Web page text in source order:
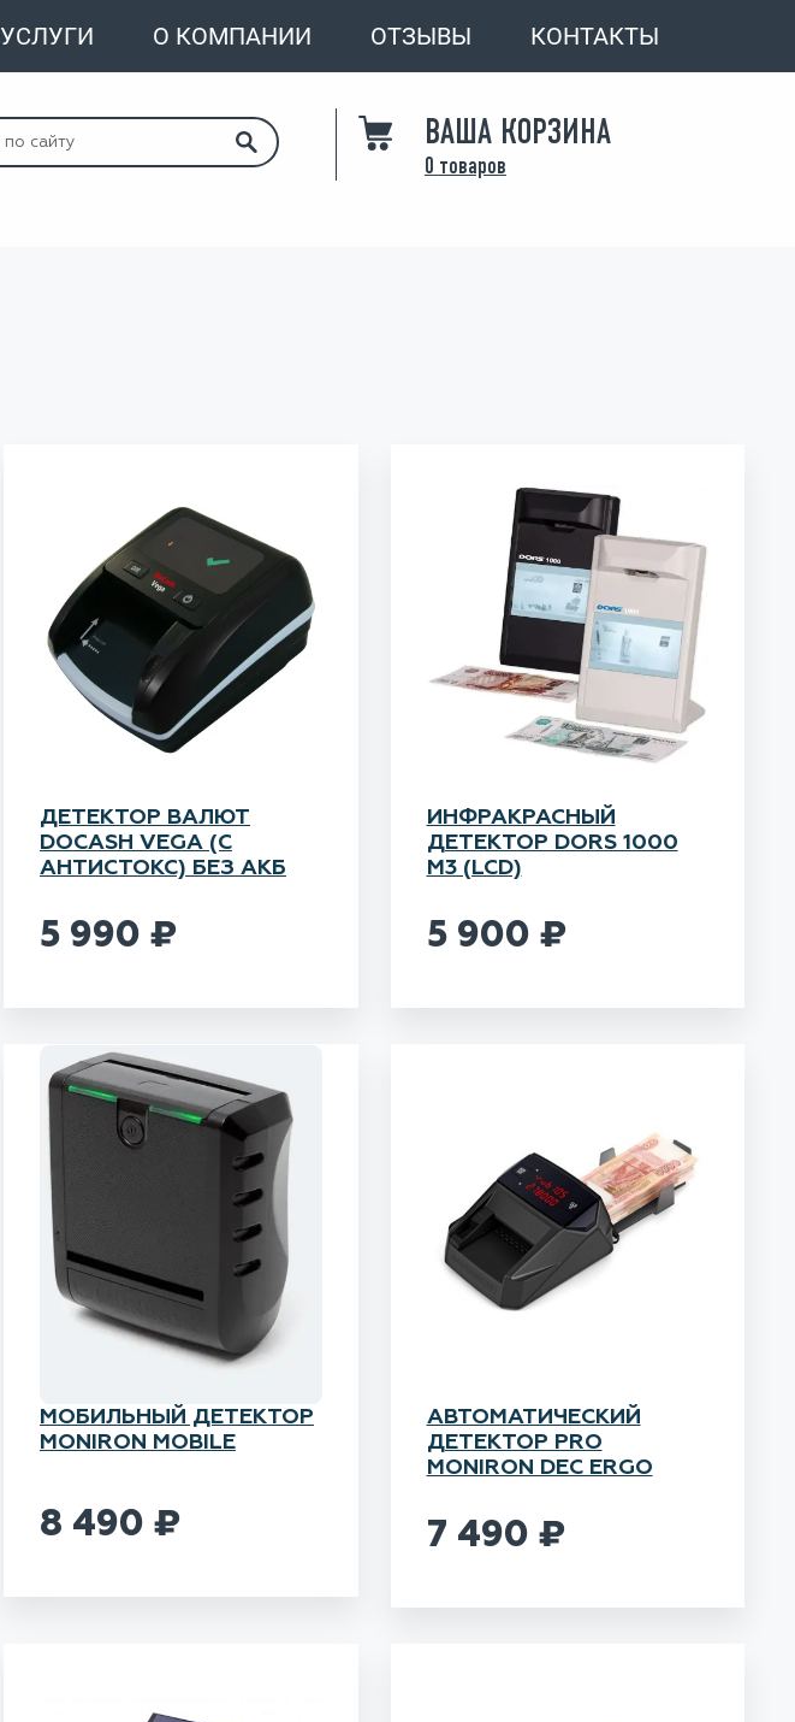
УСЛУГИ О КОМПАНИИ ОТЗЫВЫ КОНТАКТЫ
ВАША КОРЗИНА
0 товаров
ДЕТЕКТОР ВАЛЮТ
DOCASH VEGA (С
АНТИСТОКС) БЕЗ АКБ
5 990 ₽
ИНФРАКРАСНЫЙ
ДЕТЕКТОР DORS 1000
М3 (LCD)
5 900 ₽
МОБИЛЬНЫЙ ДЕТЕКТОР
MONIRON MOBILE
8 490 ₽
АВТОМАТИЧЕСКИЙ
ДЕТЕКТОР PRO
MONIRON DEC ERGO
7 490 ₽